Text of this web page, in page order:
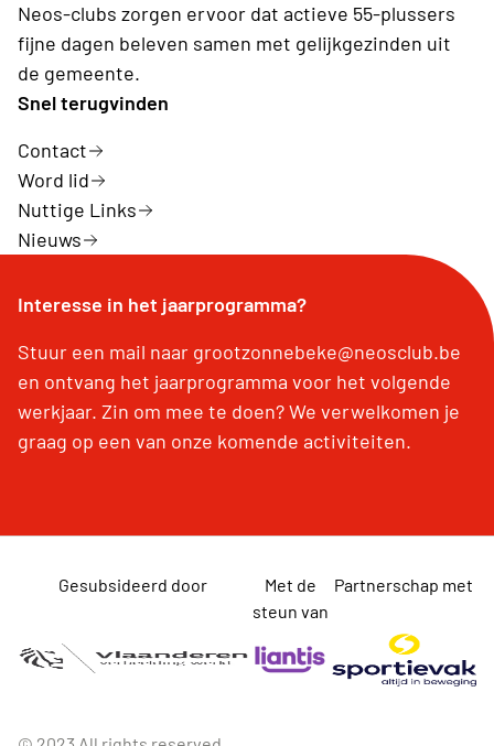
Neos-clubs zorgen ervoor dat actieve 55-plussers
fijne dagen beleven samen met gelijkgezinden uit
de gemeente.
Snel terugvinden
Contact
Word lid
Nuttige Links
Nieuws
Interesse in het jaarprogramma?
Stuur een mail naar grootzonnebeke@neosclub.be
en ontvang het jaarprogramma voor het volgende
werkjaar. Zin om mee te doen? We verwelkomen je
graag op een van onze komende activiteiten.
Gesubsideerd door
Met de
steun van
Partnerschap met